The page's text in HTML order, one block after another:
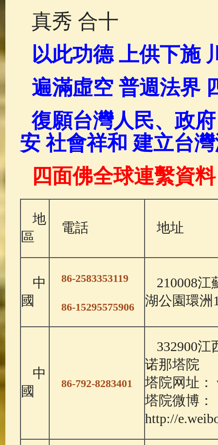
真秀 合十
以此功德 上供下施
遍滿虛空 普週法界
復願台灣人民、政
安 社會祥和 建立台
四面佛全球連繫資料
地
區
電話 地址
中
國
86-2583353119
86-15295575906
210008
湖公園環洲
中
國
86-792-8283401
332900
诺那塔院
塔院网址：
塔院微博：
http://